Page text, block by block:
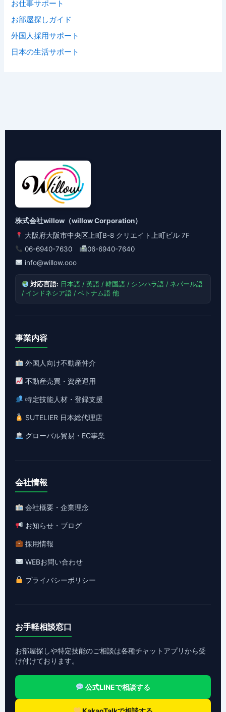
お仕事サポート
お部屋探しガイド
外国人採用サポート
日本の生活サポート
株式会社willow（willow Corporation）
大阪府大阪市中央区上町B-8 クリエイト上町ビル 7F
06-6940-7630
06-6940-7640
info@willow.ooo
対応言語: 日本語 / 英語 / 韓国語 / シンハラ語 / ネパール語
/ インドネシア語 / ベトナム語 他
事業内容
外国人向け不動産仲介
不動産売買・資産運用
特定技能人材・登録支援
SUTELIER 日本総代理店
グローバル貿易・EC事業
会社情報
会社概要・企業理念
お知らせ・ブログ
採用情報
WEBお問い合わせ
プライバシーポリシー
お手軽相談窓口
お部屋探しや特定技能のご相談は各種チャットアプリから受
け付けております。
公式LINEで相談する